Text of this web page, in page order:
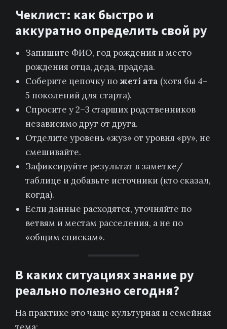
Чеклист: как быстро и
аккуратно определить свой ру
Запишите ФИО, год рождения и место
рождения отца, деда, прадеда.
Соберите цепочку пожеті ата (хотя бы 4–
5 поколений для старта).
Спросите у 2–3 старших родственников
независимо друг от друга.
Отделите уровень «жуз» от уровня «ру», не
смешивайте.
Зафиксируйте результат в заметке/
таблице и добавьте источники (кто сказал,
когда).
Если данные расходятся, уточняйте по
ветвям и местам расселения, а не по
«общим спискам».
В каких ситуациях знание ру
реально полезно сегодня?
На практике это чаще культурная и семейная